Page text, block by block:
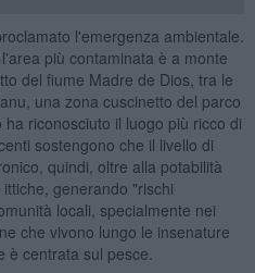
l'emergenza ambientale.
più contaminata è a monte
del fiume Madre de Dios, tra le
una zona cuscinetto del parco
riconosciuto il luogo più ricco di
sostengono che il livello di
quindi, oltre alla potabilità
generando "rischi
locali, specialmente nei
che vivono lungo le insenature
centrata sul pesce.